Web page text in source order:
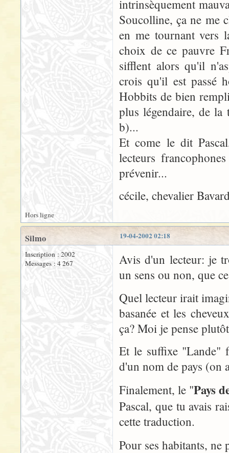
intrinsèquement
Soucolline, ça ne me
en me tournant vers
choix de ce pauvre
sifflent alors qu'il
crois qu'il est passé
Hobbits de bien
plus légendaire, de
b)...
Et come le dit
lecteurs
prévenir...
cécile, chevalier
Hors ligne
19-04-2002 02:18
Silmo
Inscription : 2002
Messages : 4 267
Avis d'un lecteur: je
un sens ou non, que
Quel lecteur irait
basanée et les
ça? Moi je pense
Et le suffixe "Lande"
d'un nom de pays (on
Finalement, le "Pays
Pascal, que tu avais
cette traduction.
Pour ses habitants,